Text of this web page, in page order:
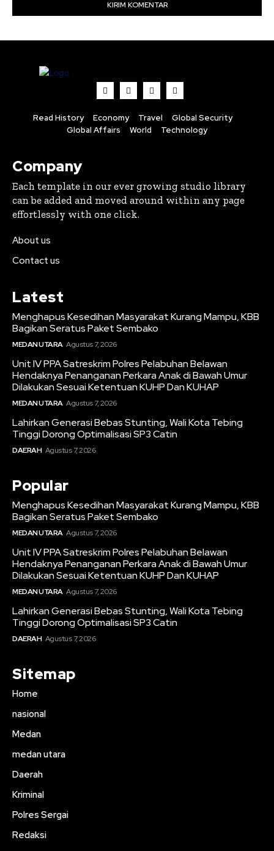
Read History Economy Travel
Global Security
Global Affairs
World Technology
Company
Each template in our ever growing studio library
can be added and moved around within any page
effortlessly with one click.
About us
Contact us
Latest
Menghapus Kesedihan Masyarakat Kurang Mampu, KBB
Bagikan Seratus Paket Sembako
MEDAN UTARA Agustus 7, 2026
Unit IV PPA Satreskrim Polres Pelabuhan Belawan
Hendaknya Penanganan Perkara Anak di Bawah Umur
Dilakukan Sesuai Ketentuan KUHP Dan KUHAP
MEDAN UTARA Agustus 7, 2026
Lahirkan Generasi Bebas Stunting, Wali Kota Tebing
Tinggi Dorong Optimalisasi SP3 Catin
DAERAH Agustus 7, 2026
Popular
Menghapus Kesedihan Masyarakat Kurang Mampu, KBB
Bagikan Seratus Paket Sembako
MEDAN UTARA Agustus 7, 2026
Unit IV PPA Satreskrim Polres Pelabuhan Belawan
Hendaknya Penanganan Perkara Anak di Bawah Umur
Dilakukan Sesuai Ketentuan KUHP Dan KUHAP
MEDAN UTARA Agustus 7, 2026
Lahirkan Generasi Bebas Stunting, Wali Kota Tebing
Tinggi Dorong Optimalisasi SP3 Catin
DAERAH Agustus 7, 2026
Sitemap
Home
nasional
Medan
medan utara
Daerah
Kriminal
Polres Sergai
Redaksi